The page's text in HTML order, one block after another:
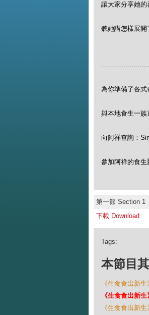
讓大家分享她
聽她講怎樣展開
為你準備了各
與本地食生一族
向阿祥查詢：
參加阿祥的食
第一節 Section 1
下載 Download
Tags:
本節目
《生食食出新
《生食食出新
《生食食出新